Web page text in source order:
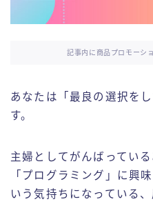
記事内に商品プロモーシ
あなたは「最良の選択を
す。
主婦としてがんばってい
「プログラミング」に興
いう気持ちになっている